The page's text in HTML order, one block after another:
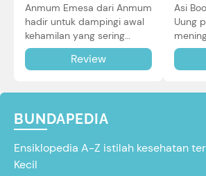
Anmum Emesa dari Anmum
hadir untuk dampingi awal
kehamilan yang sering
diiringi dengan mual dan
muntah. Simak reviewnya di
Review
Asi
Uung
Bunda
review
BUNDAPEDIA
Ensiklopedia A-Z istilah kesehatan
Kecil